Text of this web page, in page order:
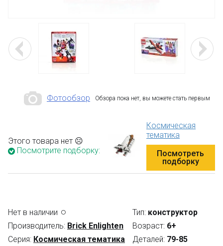
Фотообзор Обзора пока нет, вы можете стать первым
Этого товара нет ☹
Посмотрите подборку:
Космическая
тематика
Посмотреть
подборку
Нет в наличии
Производитель: Brick Enlighten
Серия: Космическая тематика
Тип: конструктор
Возраст: 6+
Деталей: 79-85